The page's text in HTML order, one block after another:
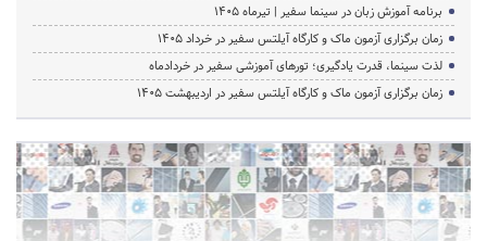
برنامه آموزش زبان در سینما سفیر | تیرماه ۱۴۰۵
زمان برگزاری آزمون ماک و کارگاه آیلتس سفیر در خرداد 1405
لذت سینما، قدرت یادگیری؛ تورهای آموزشی سفیر در خردادماه
زمان برگزاری آزمون ماک و کارگاه آیلتس سفیر در اردیبهشت 1405